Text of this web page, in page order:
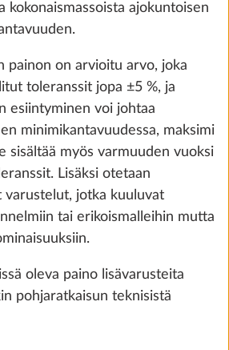
1,5 kg
Lisää
kokonaismassoista ajokuntoisen
painon on arvioitu arvo, joka
toleranssit jopa ±5 %, ja
esiintyminen voi johtaa
minimikantavuudessa, maksimi
sisältää myös varmuuden vuoksi
Lisäksi otetaan
varustelut, jotka kuuluvat
tai erikoismalleihin mutta
oleva paino lisävarusteita
pohjaratkaisun teknisistä